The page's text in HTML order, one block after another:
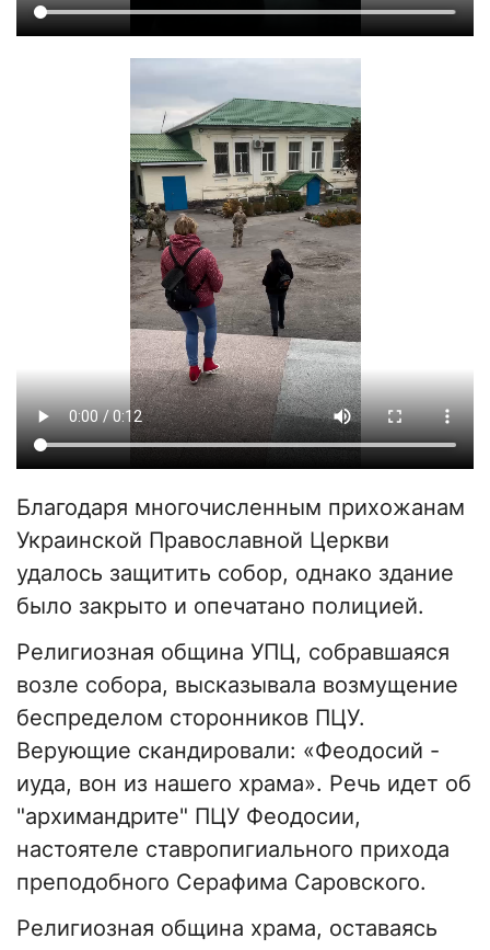
Благодаря многочисленным прихожанам
Украинской Православной Церкви
удалось защитить собор, однако здание
было закрыто и опечатано полицией.
Религиозная община УПЦ, собравшаяся
возле собора, высказывала возмущение
беспределом сторонников ПЦУ.
Верующие скандировали: «Феодосий -
иуда, вон из нашего храма». Речь идет об
"архимандрите" ПЦУ Феодосии,
настоятеле ставропигиального прихода
преподобного Серафима Саровского.
Религиозная община храма, оставаясь